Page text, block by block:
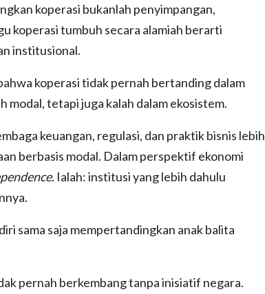
koperasi bukanlah penyimpangan,
koperasi tumbuh secara alamiah berarti
institusional.
koperasi tidak pernah bertanding dalam
modal, tetapi juga kalah dalam ekosistem.
keuangan, regulasi, dan praktik bisnis lebih
berbasis modal. Dalam perspektif ekonomi
. Ialah: institusi yang lebih dahulu
sama saja mempertandingkan anak balita
pernah berkembang tanpa inisiatif negara.